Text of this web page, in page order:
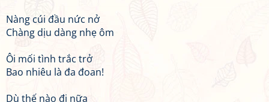
Nàng cúi đầu nức nở
Chàng dịu dàng nhẹ ôm
Ôi mối tình trắc trở
Bao nhiêu là đa đoan!
Dù thế nào đi nữa